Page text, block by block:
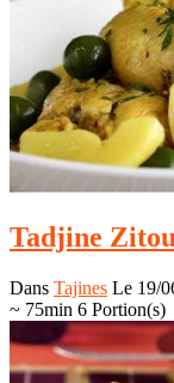
Tadjine
Dans Tajines Le 19/
~ 75min 6 Portion(s)